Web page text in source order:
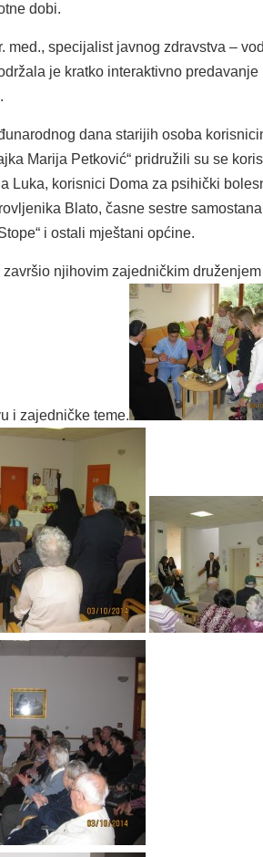
dobi.
med., specijalist javnog zdravstva –
je kratko interaktivno predavanje
dana starijih osoba
Marija Petković“ pridružili su se
Luka, korisnici Doma za psihički
Blato, časne sestre
i ostali mještani općine.
njihovim zajedničkim
i zajedničke teme.